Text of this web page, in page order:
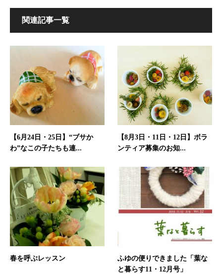
関連記事一覧
【6月24日・25日】“ブサか
わ”なこの子たちも連...
【8月3日・11日・12日】ボラ
ンティア募集のお知...
春を呼ぶレッスン
ふゆの便りできました「葉な
と暮らす11・12月号」